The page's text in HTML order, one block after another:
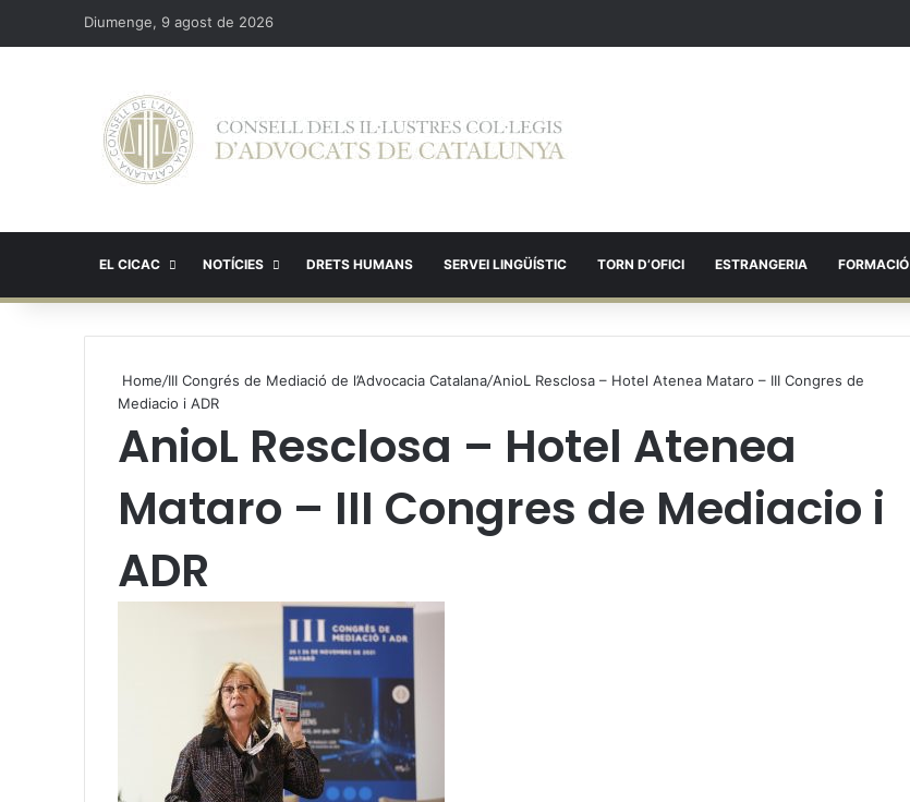
Diumenge, 9 agost de 2026
EL CICAC NOTÍCIES DRETS HUMANS SERVEI LINGÜÍSTIC TORN D’OFICI ESTRANGERIA FORMACIÓ
Home/III Congrés de Mediació de l’Advocacia Catalana/AnioL Resclosa – Hotel Atenea Mataro – III Congres de
Mediacio i ADR
AnioL Resclosa – Hotel Atenea
Mataro – III Congres de Mediacio i
ADR